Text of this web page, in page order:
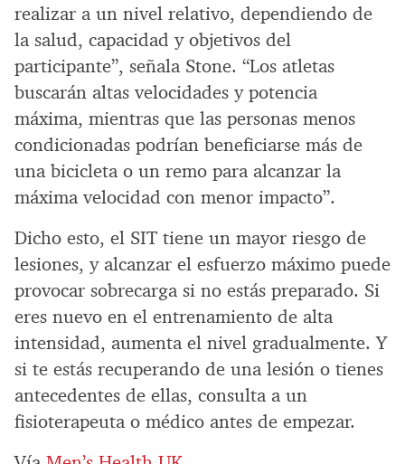
realizar a un nivel relativo, dependiendo de
la salud, capacidad y objetivos del
participante”, señala Stone. “Los atletas
buscarán altas velocidades y potencia
máxima, mientras que las personas menos
condicionadas podrían beneficiarse más de
una bicicleta o un remo para alcanzar la
máxima velocidad con menor impacto”.
Dicho esto, el SIT tiene un mayor riesgo de
lesiones, y alcanzar el esfuerzo máximo puede
provocar sobrecarga si no estás preparado. Si
eres nuevo en el entrenamiento de alta
intensidad, aumenta el nivel gradualmente. Y
si te estás recuperando de una lesión o tienes
antecedentes de ellas, consulta a un
fisioterapeuta o médico antes de empezar.